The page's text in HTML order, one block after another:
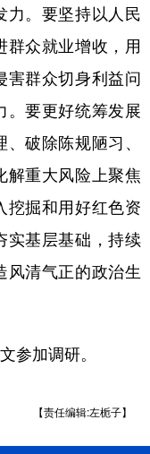
力。要坚持以人民
群众就业增收，用
害群众切身利益问
。要更好统筹发展
破除陈规陋习、
解重大风险上聚焦
挖掘和用好红色资
实基层基础，持续
风清气正的政治生
加调研。
【责任编辑:左栀子】